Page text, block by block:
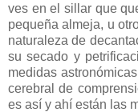
ves en el sillar que
pequeña almeja, u
naturaleza de
su secado y
medidas
cerebral de
es así y ahí están las